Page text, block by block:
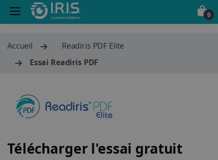
0
Accueil
Readiris PDF Elite
Essai Readiris PDF
Télécharger l'essai gratuit